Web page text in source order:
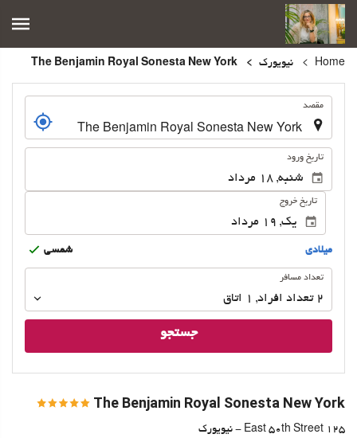
Home نیویورک
مقصد
تاریخ ورود
تاریخ خروج
ميلادى شمسى
تعداد
تعداد مسافر
2 تعداد افراد ,
1 اتاق
جستجو
The Benjamin Royal Sonesta New York
125 East 50th Street - نیویورک